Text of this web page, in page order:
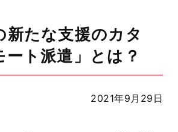
新たな支援のカタ
ート派遣」とは？
2021年9月29日